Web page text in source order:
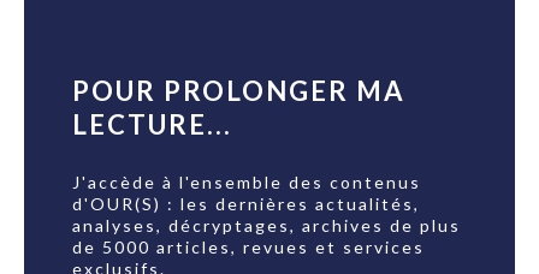
POUR PROLONGER MA
LECTURE...
J'accède à l'ensemble des contenus
d'OUR(S) : les dernières actualités,
analyses, décryptages, archives de plus
de 5000 articles, revues et services
exclusifs.